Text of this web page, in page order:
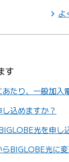
よ
す
たり、一般加入
込めますか？
光を申し
BIGLOBE光に